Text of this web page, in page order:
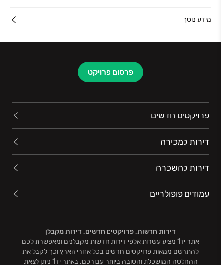
מידע נוסף
פרסום פרויקט
פרויקטים חדשים
דירות למכירה
דירות להשכרה
עמודים פופולריים
דירות חדשות, פרויקטים חדשים, דירות מקבלן
אתר יד1 מציע עשרות אלפי דירות חדשות מקבלנים ומאפשרת לכם
להתרשם ממאות פרויקטים חדשים בכל אזורי הארץ וכך לקבל את
ההחלטה המושכלת והטובה ביותר עבורכם. באתר יד1 ניתן לצאת